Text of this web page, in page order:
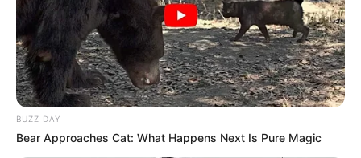
Auf einigen Seiten dieses Projektes sind Affiliate-
Angebote integriert. Wenn etwas darüber gebucht oder
gekauft wird, ist das eine Unterstützung, ohne dass sich
dadurch der Preis ändert.
BUZZ DAY
Bear Approaches Cat: What Happens Next Is Pure Magic